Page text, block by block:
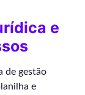
e
de gestão
e